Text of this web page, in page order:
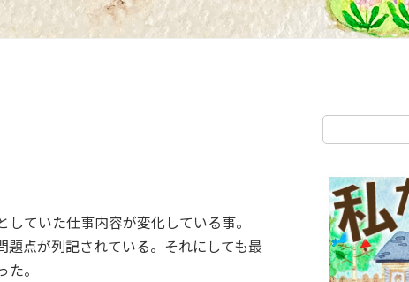
ていた仕事内容が変化している事。
題点が列記されている。それにしても最
。